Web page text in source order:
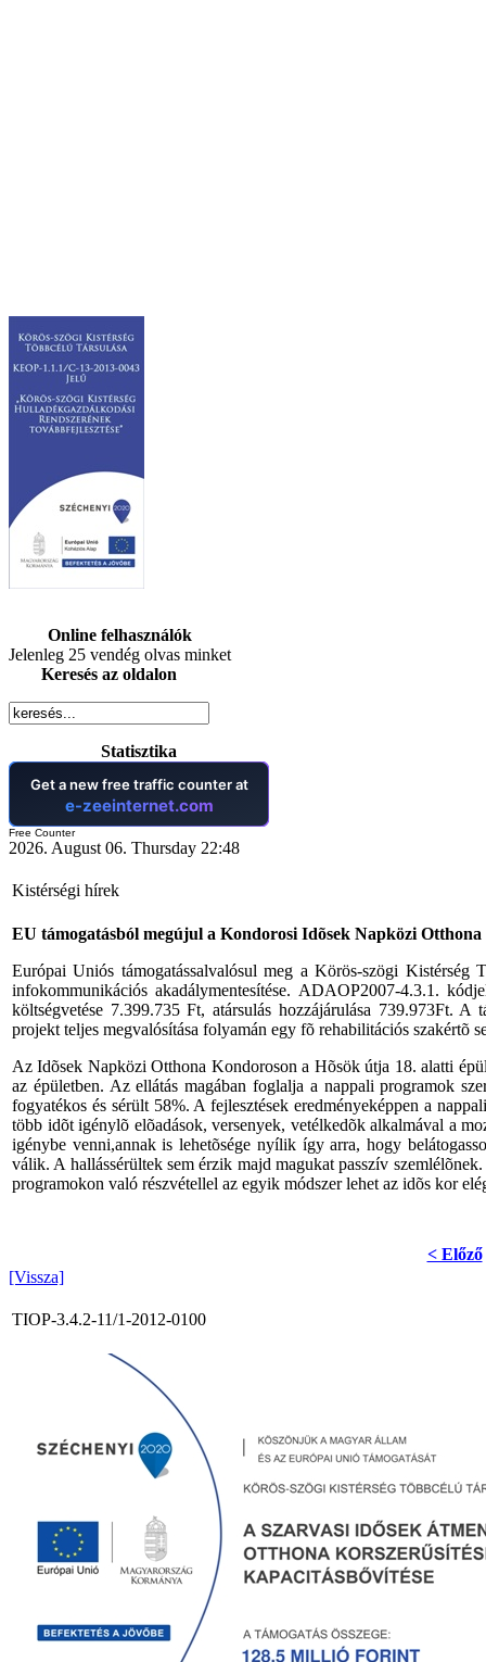
Online felhasználók
Jelenleg 25 vendég olvas minket
Keresés az oldalon
Statisztika
Free Counter
2026. August 06. Thursday 22:48
Kistérségi hírek
EU támogatásból megújul a Kondorosi Idõsek Napközi Otthona
Európai Uniós támogatássalvalósul meg a Körös-szögi Kistérség
infokommunikációs akadálymentesítése. ADAOP2007-4.3.1.
költségvetése 7.399.735 Ft, atársulás hozzájárulása 739.973Ft.
projekt teljes megvalósítása folyamán egy fõ rehabilitációs szakértõ
Az Idõsek Napközi Otthona Kondoroson a Hõsök útja 18. alatti
az épületben. Az ellátás magában foglalja a nappali programok
fogyatékos és sérült 58%. A fejlesztések eredményeképpen a
több idõt igénylõ elõadások, versenyek, vetélkedõk alkalmával a
igénybe venni,annak is lehetõsége nyílik így arra, hogy
válik. A hallássérültek sem érzik majd magukat passzív
programokon való részvétellel az egyik módszer lehet az idõs kor
< Előző
[Vissza]
TIOP-3.4.2-11/1-2012-0100